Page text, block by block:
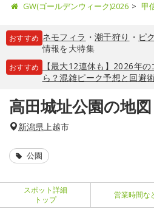
GW(ゴールデンウィーク)2026 甲
おすすめ ネモフィラ ・ 潮干狩り ・ ピ
情報を大特集
おすすめ
【最大12連休も】2026年
ら？混雑ピーク予想と回避
高田城址公園の地
新潟県上越市
公園
スポット詳細
トップ
営業時間な